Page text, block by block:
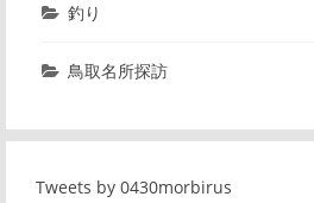
釣り
鳥取名所探訪
Tweets by 0430morbirus